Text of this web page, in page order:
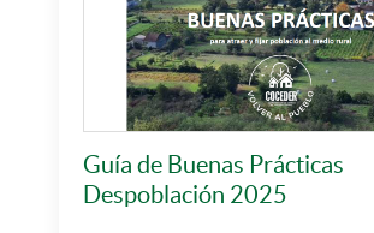
Guía de Buenas Prácticas
Despoblación 2025